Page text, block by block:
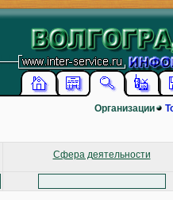
Организации
Сфера деятельности